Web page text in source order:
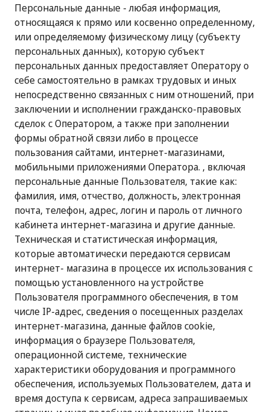
Персональные данные - любая информация,
относящаяся к прямо или косвенно определенному,
или определяемому физическому лицу (субъекту
персональных данных), которую субъект
персональных данных предоставляет Оператору о
себе самостоятельно в рамках трудовых и иных
непосредственно связанных с ним отношений, при
заключении и исполнении гражданско-правовых
сделок с Оператором, а также при заполнении
формы обратной связи либо в процессе
пользования сайтами, интернет-магазинами,
мобильными приложениями Оператора. , включая
персональные данные Пользователя, такие как:
фамилия, имя, отчество, должность, электронная
почта, телефон, адрес, логин и пароль от личного
кабинета интернет-магазина и другие данные.
Техническая и статистическая информация,
которые автоматически передаются сервисам
интернет- магазина в процессе их использования с
помощью установленного на устройстве
Пользователя программного обеспечения, в том
числе IP-адрес, сведения о посещенных разделах
интернет-магазина, данные файлов cookie,
информация о браузере Пользователя,
операционной системе, технические
характеристики оборудования и программного
обеспечения, используемых Пользователем, дата и
время доступа к сервисам, адреса запрашиваемых